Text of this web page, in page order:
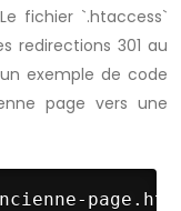
Le fichier `.htaccess`
redirections 301 au
exemple de code
page vers une